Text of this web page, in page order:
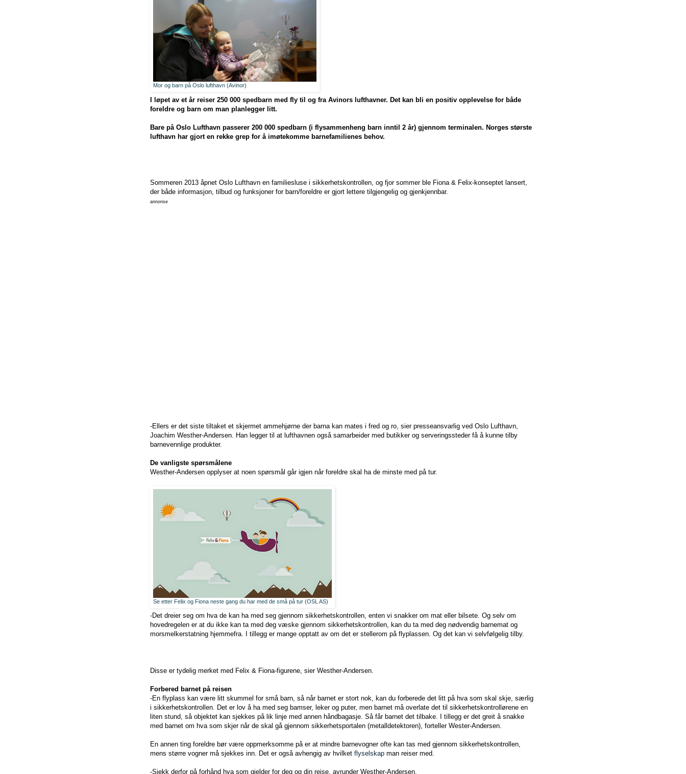
Mor og barn på Oslo lufthavn (Avinor)
I løpet av et år reiser 250 000 spedbarn med fly til og fra Avinors lufthavner. Det kan bli en positiv opplevelse for både
foreldre og barn om man planlegger litt.
Bare på Oslo Lufthavn passerer 200 000 spedbarn (i flysammenheng barn inntil 2 år) gjennom terminalen. Norges største
lufthavn har gjort en rekke grep for å imøtekomme barnefamilienes behov.
Sommeren 2013 åpnet Oslo Lufthavn en familiesluse i sikkerhetskontrollen, og fjor sommer ble Fiona & Felix-konseptet lansert,
der både informasjon, tilbud og funksjoner for barn/foreldre er gjort lettere tilgjengelig og gjenkjennbar.
annonse
-Ellers er det siste tiltaket et skjermet ammehjørne der barna kan mates i fred og ro, sier presseansvarlig ved Oslo Lufthavn,
Joachim Westher-Andersen. Han legger til at lufthavnen også samarbeider med butikker og serveringssteder få å kunne tilby
barnevennlige produkter.
De vanligste spørsmålene
Westher-Andersen opplyser at noen spørsmål går igjen når foreldre skal ha de minste med på tur.
Se etter Felix og Fiona neste gang du har med de små på tur (OSL AS)
-Det dreier seg om hva de kan ha med seg gjennom sikkerhetskontrollen, enten vi snakker om mat eller bilsete. Og selv om
hovedregelen er at du ikke kan ta med deg væske gjennom sikkerhetskontrollen, kan du ta med deg nødvendig barnemat og
morsmelkerstatning hjemmefra. I tillegg er mange opptatt av om det er stellerom på flyplassen. Og det kan vi selvfølgelig tilby.
Disse er tydelig merket med Felix & Fiona-figurene, sier Westher-Andersen.
Forbered barnet på reisen
-En flyplass kan være litt skummel for små barn, så når barnet er stort nok, kan du forberede det litt på hva som skal skje, særlig
i sikkerhetskontrollen. Det er lov å ha med seg bamser, leker og puter, men barnet må overlate det til sikkerhetskontrollørene en
liten stund, så objektet kan sjekkes på lik linje med annen håndbagasje. Så får barnet det tilbake. I tillegg er det greit å snakke
med barnet om hva som skjer når de skal gå gjennom sikkerhetsportalen (metalldetektoren), forteller Wester-Andersen.
En annen ting foreldre bør være oppmerksomme på er at mindre barnevogner ofte kan tas med gjennom sikkerhetskontrollen,
mens større vogner må sjekkes inn. Det er også avhengig av hvilket flyselskap man reiser med.
-Sjekk derfor på forhånd hva som gjelder for deg og din reise, avrunder Westher-Andersen.